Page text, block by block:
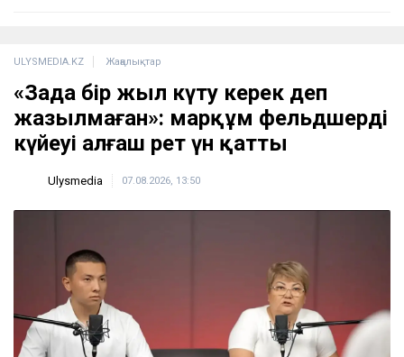
ULYSMEDIA.KZ Жаңалықтар
«Заңда бір жыл күту керек деп
жазылмаған»: марқұм фельдшердің
күйеуі алғаш рет үн қатты
Ulysmedia 07.08.2026, 13:50